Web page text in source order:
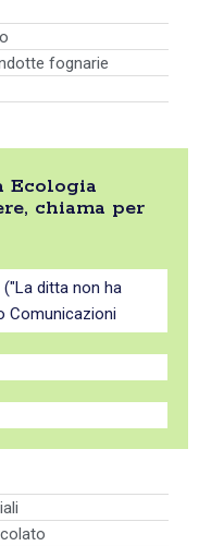
fognarie
Ecologia
chiama per
("La ditta non ha
Comunicazioni